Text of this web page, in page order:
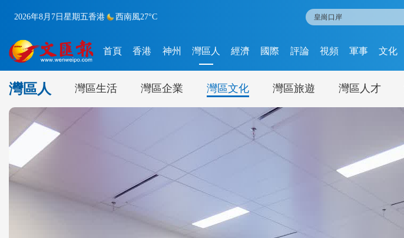
2026年8月7日 星期五香港 西南風27°C
首頁 香港 神州 灣區人 經濟 國際 評論 視頻 軍事 文化
灣區人 灣區生活 灣區企業 灣區文化 灣區旅遊 灣區人才